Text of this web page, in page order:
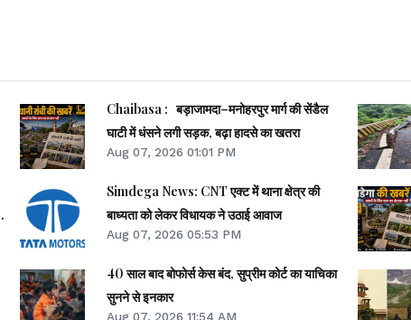
Chaibasa : बड़ाजामदा–मनोहरपुर मार्ग की सेंडैल
घाटी में धंसने लगी सड़क, बढ़ा हादसे का खतरा
Aug 07, 2026 01:01 PM
Simdega News: CNT एक्ट में थाना क्षेत्र की
बाध्यता को लेकर विधायक ने उठाई आवाज
Aug 07, 2026 05:53 PM
40 साल बाद बोफोर्स केस बंद, सुप्रीम कोर्ट का याचिका
सुनने से इनकार
Aug 07, 2026 11:54 AM